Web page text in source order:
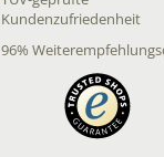
Kundenzufriedenheit
96%